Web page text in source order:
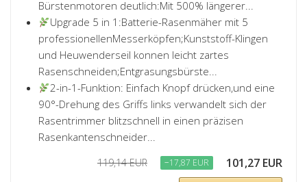
Bürstenmotoren deutlich:Mit 500% längerer...
Upgrade 5 in 1:Batterie-Rasenmäher mit 5
professionellenMesserköpfen;Kunststoff-Klingen
und Heuwenderseil konnen leicht zartes
Rasenschneiden;Entgrasungsbürste...
2-in-1-Funktion: Einfach Knopf drücken,und eine
90°-Drehung des Griffs links verwandelt sich der
Rasentrimmer blitzschnell in einen präzisen
Rasenkantenschneider...
119,14 EUR −17,87 EUR 101,27 EUR